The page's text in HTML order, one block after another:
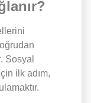
Sosyal
ilk adım,